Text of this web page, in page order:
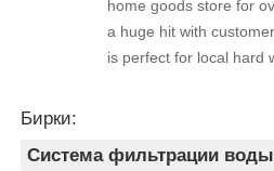
home goods store for
a huge hit with
is perfect for local hard
complaints from
Бирки:
Система фильтрации